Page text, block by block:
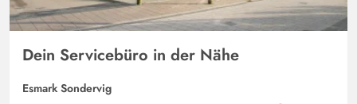
Dein Servicebüro in der Nähe
Esmark Sondervig